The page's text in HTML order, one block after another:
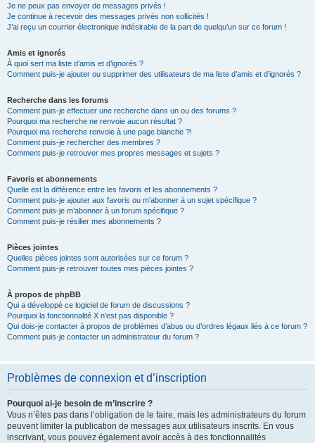
Je ne peux pas envoyer de messages privés !
Je continue à recevoir des messages privés non sollicités !
J’ai reçu un courrier électronique indésirable de la part de quelqu’un sur ce forum !
Amis et ignorés
À quoi sert ma liste d’amis et d’ignorés ?
Comment puis-je ajouter ou supprimer des utilisateurs de ma liste d’amis et d’ignorés ?
Recherche dans les forums
Comment puis-je effectuer une recherche dans un ou des forums ?
Pourquoi ma recherche ne renvoie aucun résultat ?
Pourquoi ma recherche renvoie à une page blanche ?!
Comment puis-je rechercher des membres ?
Comment puis-je retrouver mes propres messages et sujets ?
Favoris et abonnements
Quelle est la différence entre les favoris et les abonnements ?
Comment puis-je ajouter aux favoris ou m’abonner à un sujet spécifique ?
Comment puis-je m’abonner à un forum spécifique ?
Comment puis-je résilier mes abonnements ?
Pièces jointes
Quelles pièces jointes sont autorisées sur ce forum ?
Comment puis-je retrouver toutes mes pièces jointes ?
À propos de phpBB
Qui a développé ce logiciel de forum de discussions ?
Pourquoi la fonctionnalité X n’est pas disponible ?
Qui dois-je contacter à propos de problèmes d’abus ou d’ordres légaux liés à ce forum ?
Comment puis-je contacter un administrateur du forum ?
Problèmes de connexion et d’inscription
Pourquoi ai-je besoin de m’inscrire ?
Vous n’êtes pas dans l’obligation de le faire, mais les administrateurs du forum
peuvent limiter la publication de messages aux utilisateurs inscrits. En vous
inscrivant, vous pouvez également avoir accès à des fonctionnalités